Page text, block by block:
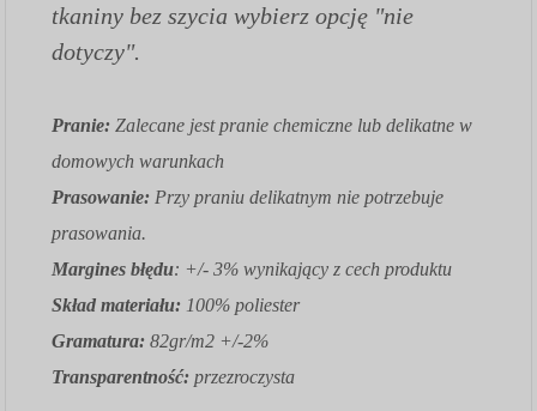
tkaniny bez szycia wybierz opcję "nie
dotyczy".
Pranie: Zalecane jest pranie chemiczne lub delikatne w
domowych warunkach
Prasowanie: Przy praniu delikatnym nie potrzebuje
prasowania.
Margines błędu: +/- 3% wynikający z cech produktu
Skład materiału: 100% poliester
Gramatura: 82gr/m2 +/-2%
Transparentność: przezroczysta